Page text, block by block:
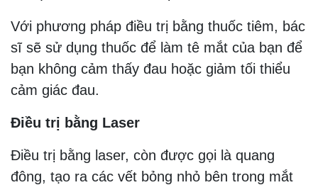
Với phương pháp điều trị bằng thuốc tiêm, bác
sĩ sẽ sử dụng thuốc để làm tê mắt của bạn để
bạn không cảm thấy đau hoặc giảm tối thiểu
cảm giác đau.
Điều trị bằng Laser
Điều trị bằng laser, còn được gọi là quang
đông, tạo ra các vết bỏng nhỏ bên trong mắt